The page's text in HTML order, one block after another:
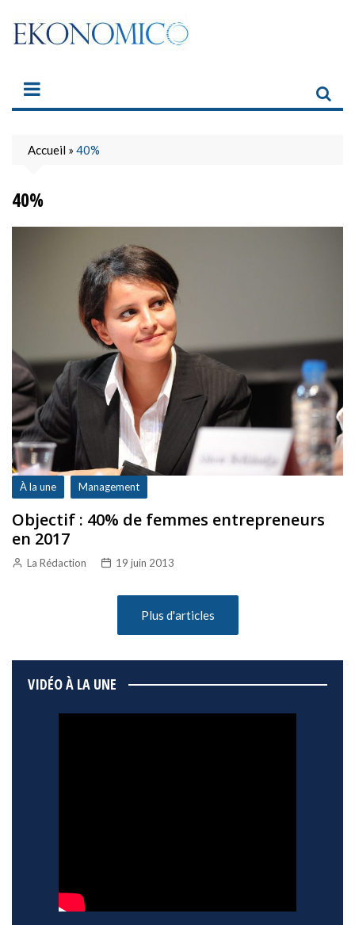
content
Accueil » 40%
40%
À la une Management
Objectif : 40% de femmes entrepreneurs
en 2017
La Rédaction 19 juin 2013
Plus d'articles
VIDÉO À LA UNE